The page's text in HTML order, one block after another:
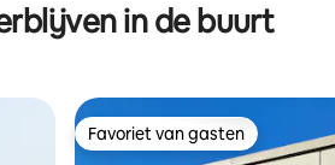
in de buurt
Favoriet van gasten
Favoriet van gasten